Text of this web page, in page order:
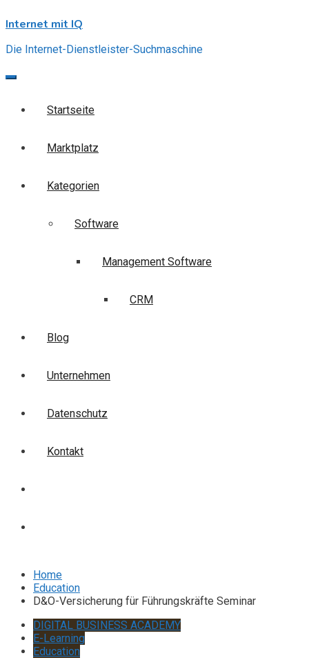
to
Internet mit IQ
Die Internet-Dienstleister-Suchmaschine
Startseite
Marktplatz
Kategorien
Software
Management Software
CRM
Blog
Unternehmen
Datenschutz
Kontakt
Home
Education
D&O-Versicherung für Führungskräfte Seminar
DIGITAL BUSINESS ACADEMY
E-Learning
Education